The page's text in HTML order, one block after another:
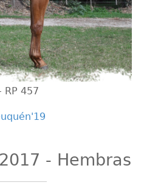
RP 457
2017 - Hembras